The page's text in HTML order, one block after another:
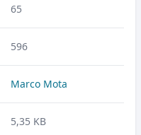
65
596
Marco Mota
5,35 KB